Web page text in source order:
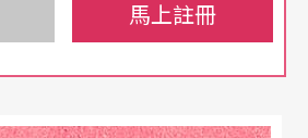
要專業道德，需要高度的規
通空間。監製並非不理拍攝組
外面的太陽有多毒熱呢？
馬上註冊